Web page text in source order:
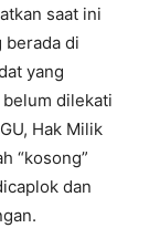
saat ini
berada di
yang
dilekati
Hak Milik
“kosong”
dan